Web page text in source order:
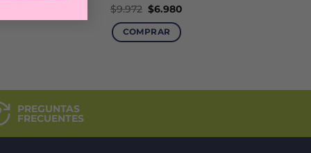
$9.972 El
precio
original
era:
$6.980
COMPRAR
PREGUNTAS
FRECUENTES